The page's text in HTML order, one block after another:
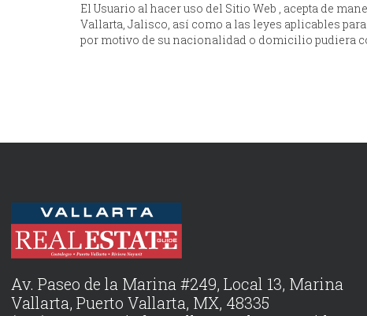
El Usuario al hacer uso del Sitio Web , acepta de
Vallarta, Jalisco, así como a las leyes aplicables
por motivo de su nacionalidad o domicilio pudiera
Av. Paseo de la Marina #249, Local 13, Marina
Vallarta, Puerto Vallarta, MX, 48335